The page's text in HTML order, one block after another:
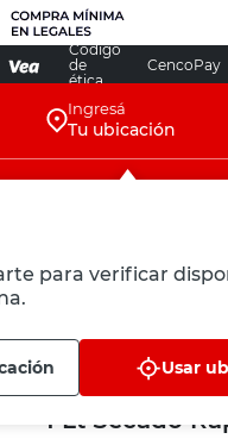
Código
de
ética
CencoPay
Ingresá
Tu ubicación
para verificar
Usar
Denzel
Impregnante
1 Lt Secado